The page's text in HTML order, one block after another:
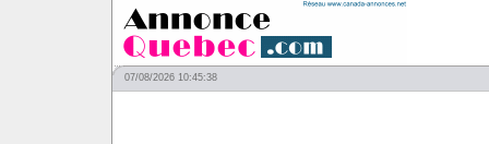
07/08/2026 10:45:38